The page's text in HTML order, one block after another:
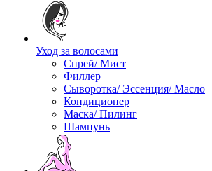
Уход за волосами
Спрей/ Мист
Филлер
Сыворотка/ Эссенция/ Масло
Кондиционер
Маска/ Пилинг
Шампунь